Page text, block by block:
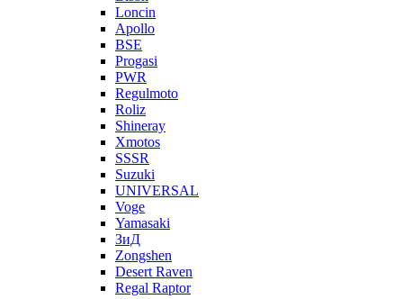
Loncin
Apollo
BSE
Progasi
PWR
Regulmoto
Roliz
Shineray
Xmotos
SSSR
Suzuki
UNIVERSAL
Voge
Yamasaki
ЗиД
Zongshen
Desert Raven
Regal Raptor